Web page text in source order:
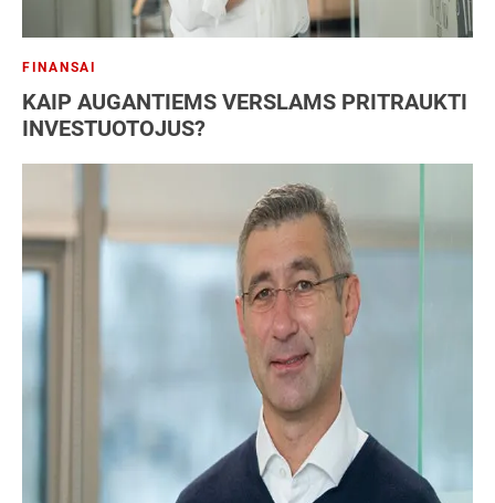
FINANSAI
KAIP AUGANTIEMS VERSLAMS PRITRAUKTI
INVESTUOTOJUS?